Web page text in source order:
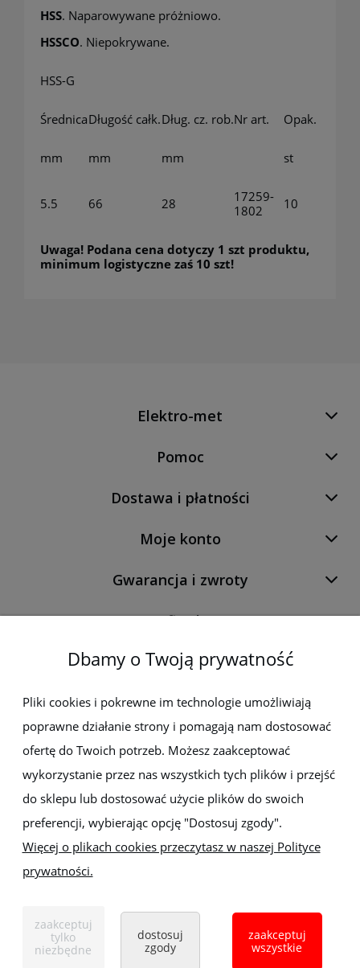
HSS. Naparowywane próżniowo.
HSSCO. Niepokrywane.
HSS-G
ŚrednicaDługość całk.Dług. cz. rob.Nr art. Opak.
mm mm mm st
5.5 66 28
17259-
1802
10
Uwaga! Podana cena dotyczy 1 szt produktu,
minimum logistyczne zaś 10 szt!
Elektro-met
Pomoc
Dostawa i płatności
Moje konto
Gwarancja i zwroty
O firmie
Newsletter
Zapisz się do newslettera, aby być na bieżąco z nowościami i
promocjami
Handlowa 1, 35-103 Rzeszów
Tel:
+48 17 853 90 49 +48 668 191 214
Dbamy o Twoją prywatność
Pliki cookies i pokrewne im technologie umożliwiają
poprawne działanie strony i pomagają nam dostosować
ofertę do Twoich potrzeb. Możesz zaakceptować
wykorzystanie przez nas wszystkich tych plików i przejść
do sklepu lub dostosować użycie plików do swoich
preferencji, wybierając opcję "Dostosuj zgody".
Więcej o plikach cookies przeczytasz w naszej Polityce
prywatności.
zaakceptuj
tylko
niezbędne
dostosuj
zgody
zaakceptuj
wszystkie